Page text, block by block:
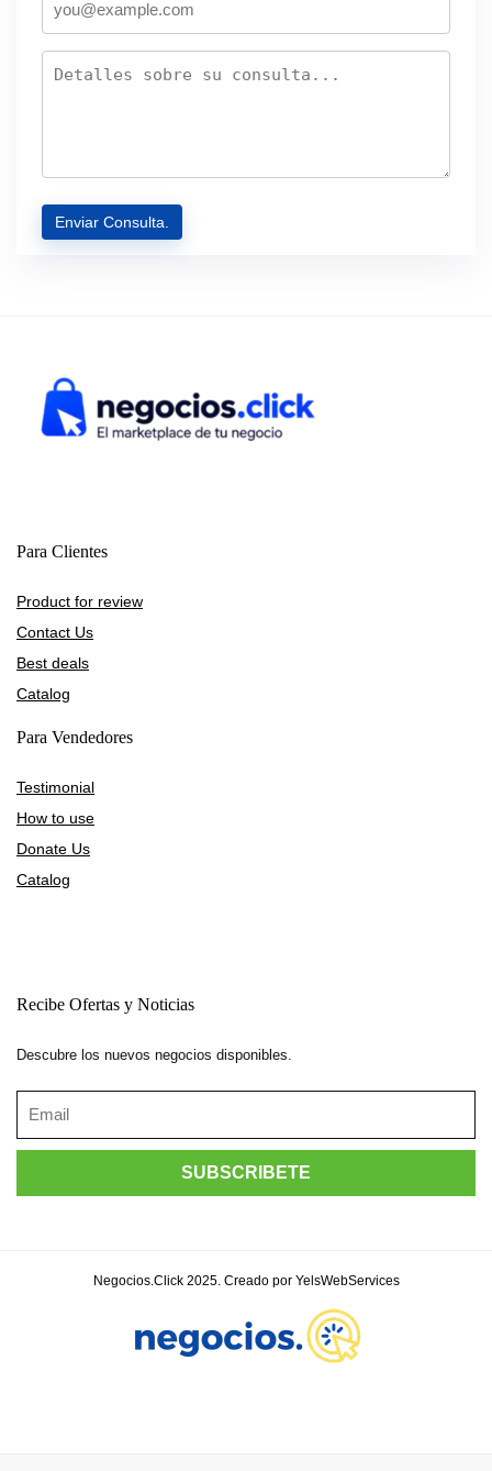
Para Clientes
Product for review
Contact Us
Best deals
Catalog
Para Vendedores
Testimonial
How to use
Donate Us
Catalog
Recibe Ofertas y Noticias
Descubre los nuevos negocios disponibles.
Negocios.Click 2025. Creado por YelsWebServices